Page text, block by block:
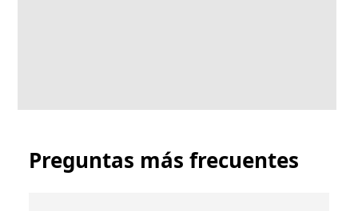
Preguntas más frecuentes